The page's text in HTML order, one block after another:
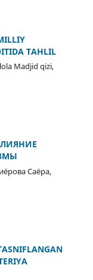
TAHLIL
Madjid qizi,
Саёра,